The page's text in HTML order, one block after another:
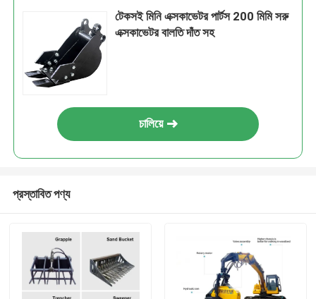
টেকসই মিনি এক্সকাভেটর পার্টস 200 মিমি সরু
এক্সকাভেটর বালতি দাঁত সহ
চালিয়ে
প্রস্তাবিত পণ্য